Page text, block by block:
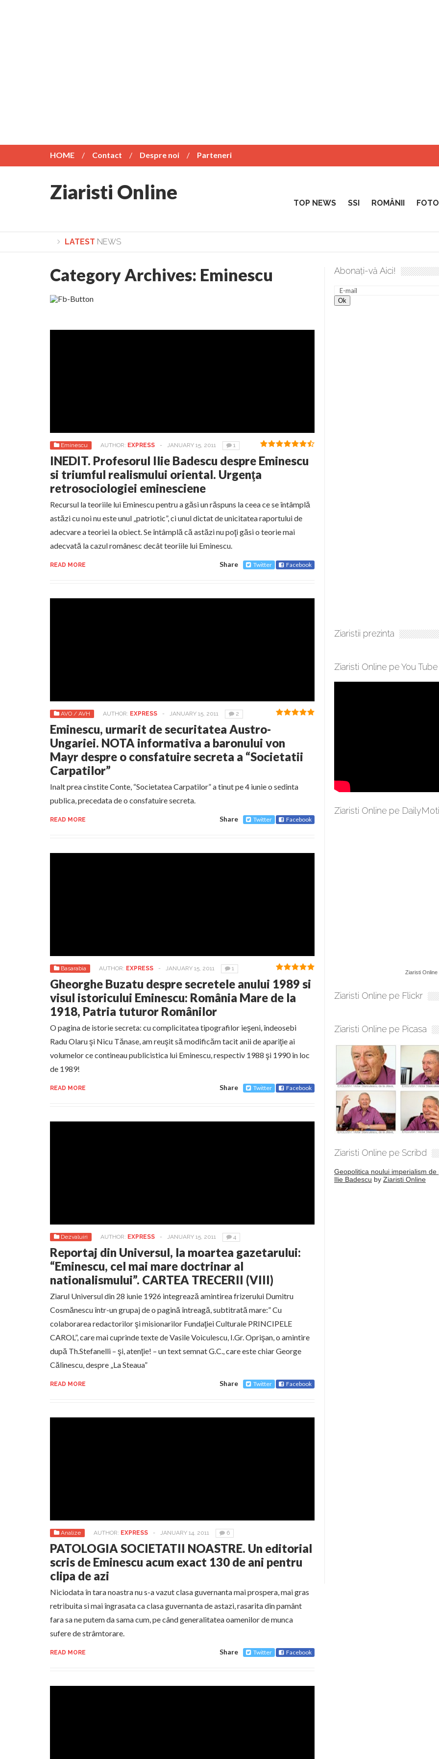
HOME Contact Despre noi Parteneri
Ziaristi Online TOP NEWS SSI ROMÂNII
LATEST NEWS
Lepădarea de sine și urmarea lui Hristos. Calea spre desăvârșire. Gând de duminică de Elena Solunca Moise
Category Archives: Eminescu
Eminescu AUTHOR: EXPRESS - JANUARY 15, 2011 1
INEDIT. Profesorul Ilie Badescu despre Eminescu
si triumful realismului oriental. Urgenţa
retrosociologiei eminesciene
Recursul la teoriile lui Eminescu pentru a găsi un răspuns la ceea ce se întâmplă
astăzi cu noi nu este unul „patriotic”, ci unul dictat de unicitatea raportului de
adecvare a teoriei la obiect. Se întâmplă că astăzi nu poţi găsi o teorie mai
adecvată la cazul românesc decât teoriile lui Eminescu.
READ MORE Share Twitter Facebook
AVO / AVH AUTHOR: EXPRESS - JANUARY 15, 2011 2
Eminescu, urmarit de securitatea Austro-
Ungariei. NOTA informativa a baronului von
Mayr despre o consfatuire secreta a “Societatii
Carpatilor”
Inalt prea cinstite Conte, “Societatea Carpatilor” a tinut pe 4 iunie o sedinta
publica, precedata de o consfatuire secreta.
READ MORE Share Twitter Facebook
Basarabia AUTHOR: EXPRESS - JANUARY 15, 2011 1
Gheorghe Buzatu despre secretele anului 1989 si
visul istoricului Eminescu: România Mare de la
1918, Patria tuturor Românilor
O pagina de istorie secreta: cu complicitatea tipografilor ieşeni, îndeosebi
Radu Olaru şi Nicu Tănase, am reuşit să modificăm tacit anii de apariţie ai
volumelor ce contineau publicistica lui Eminescu, respectiv 1988 şi 1990 în loc
de 1989!
READ MORE Share Twitter Facebook
Dezvaluiri AUTHOR: EXPRESS - JANUARY 15, 2011 4
Reportaj din Universul, la moartea gazetarului:
“Eminescu, cel mai mare doctrinar al
nationalismului”. CARTEA TRECERII (VIII)
Ziarul Universul din 28 iunie 1926 integrează amintirea frizerului Dumitru
Cosmănescu într-un grupaj de o pagină întreagă, subtitrată mare:” Cu
colaborarea redactorilor şi misionarilor Fundaţiei Culturale PRINCIPELE
CAROL”, care mai cuprinde texte de Vasile Voiculescu, I.Gr. Oprişan, o amintire
după Th.Stefanelli – şi, atenţie! – un text semnat G.C., care este chiar George
Călinescu, despre „La Steaua”
READ MORE Share Twitter Facebook
Analize AUTHOR: EXPRESS - JANUARY 14, 2011 6
PATOLOGIA SOCIETATII NOASTRE. Un editorial
scris de Eminescu acum exact 130 de ani pentru
clipa de azi
Niciodata în tara noastra nu s-a vazut clasa guvernanta mai prospera, mai gras
retribuita si mai îngrasata ca clasa guvernanta de astazi, rasarita din pamânt
fara sa ne putem da sama cum, pe când generalitatea oamenilor de munca
sufere de strâmtorare.
READ MORE Share Twitter Facebook
Abonați-vă Aici!
Ziaristii prezinta
Ziaristi Online pe You Tube
Ziaristi Online pe
Ziaristi Online
Ziaristi Online pe Flickr
Ziaristi Online pe Picasa
Ziaristi Online pe Scribd
Geopolitica noului imperialism de
Ilie Badescu by Ziaristi Online